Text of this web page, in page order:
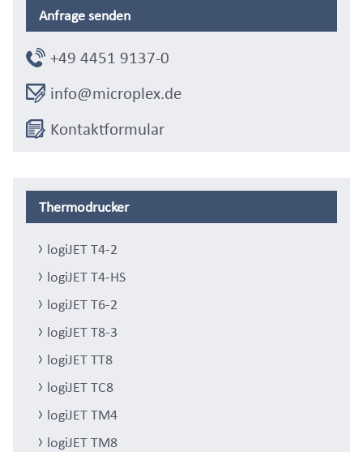
Anfrage senden
+49 4451 9137-0
info@microplex.de
Kontaktformular
Thermodrucker
logiJET T4-2
logiJET T4-HS
logiJET T6-2
logiJET T8-3
logiJET TT8
logiJET TC8
logiJET TM4
logiJET TM8